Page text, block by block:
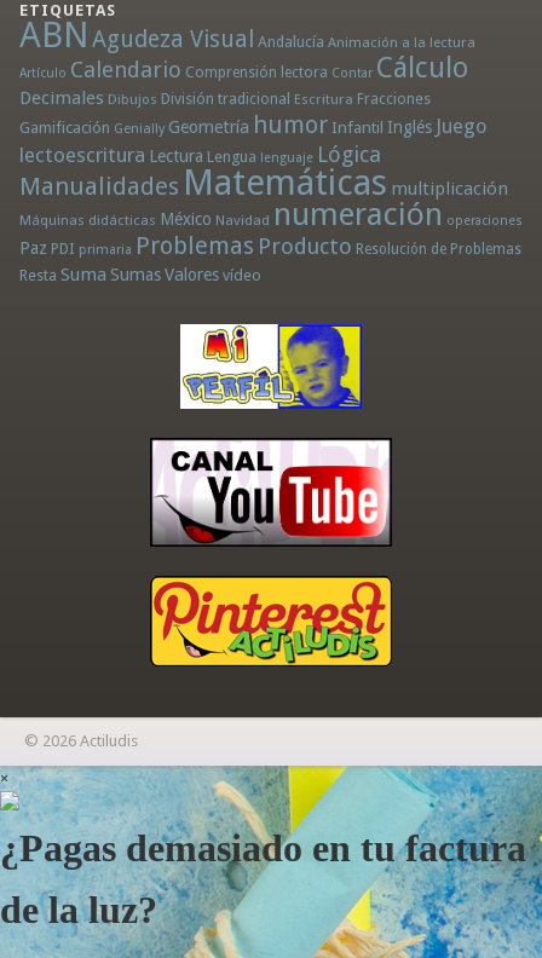
ETIQUETAS
ABN Agudeza Visual Andalucía Animación a la lectura
Artículo Calendario Comprensión lectora Contar Cálculo
Decimales Dibujos División tradicional Escritura Fracciones
Gamificación Genially Geometría humor Infantil Inglés Juego
lectoescritura Lectura Lengua lenguaje Lógica
Manualidades Matemáticas multiplicación
Máquinas didácticas México Navidad numeración operaciones
Paz PDI primaria Problemas Producto Resolución de Problemas
Resta Suma Sumas Valores vídeo
© 2026 Actiludis
×
¿Pagas demasiado en tu factura
de la luz?